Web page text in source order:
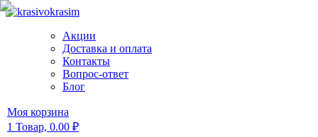
Акции
Доставка и оплата
Контакты
Вопрос-ответ
Блог
Моя корзина
1 Товар, 0.00 ₽